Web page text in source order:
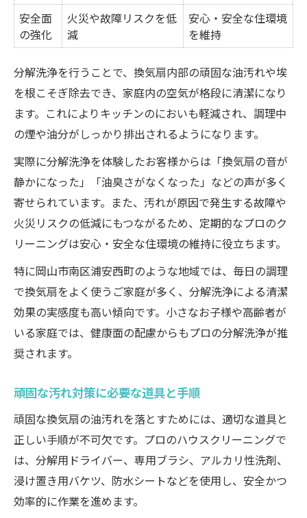
安全面
の強化
火災や故障リスクを低
減
安心・安全な住環境
を維持
分解洗浄を行うことで、換気扇内部の頑固な油汚れや埃
を根こそぎ除去でき、家庭内の空気が格段に清潔になり
ます。これによりキッチンのにおいも軽減され、調理中
の煙や油分がしっかり排出されるようになります。
実際に分解洗浄を体験したお客様からは「換気扇の音が
静かになった」「油臭さがなくなった」などの声が多く
寄せられています。また、汚れが原因で発生する故障や
火災リスクの低減にもつながるため、定期的なプロのク
リーニングは安心・安全な住環境の維持に役立ちます。
特に岡山市南区浦安西町のような地域では、毎日の調理
で換気扇をよく使うご家庭が多く、分解洗浄による清潔
効果の実感度も高い傾向です。小さなお子様や高齢者が
いる家庭では、健康面の配慮からもプロの分解洗浄が推
奨されます。
頑固な汚れ対策に必要な道具と手順
頑固な換気扇の油汚れを落とすためには、適切な道具と
正しい手順が不可欠です。プロのハウスクリーニングで
は、分解用ドライバー、専用ブラシ、アルカリ性洗剤、
浸け置き用バケツ、防水シートなどを使用し、安全かつ
効率的に作業を進めます。